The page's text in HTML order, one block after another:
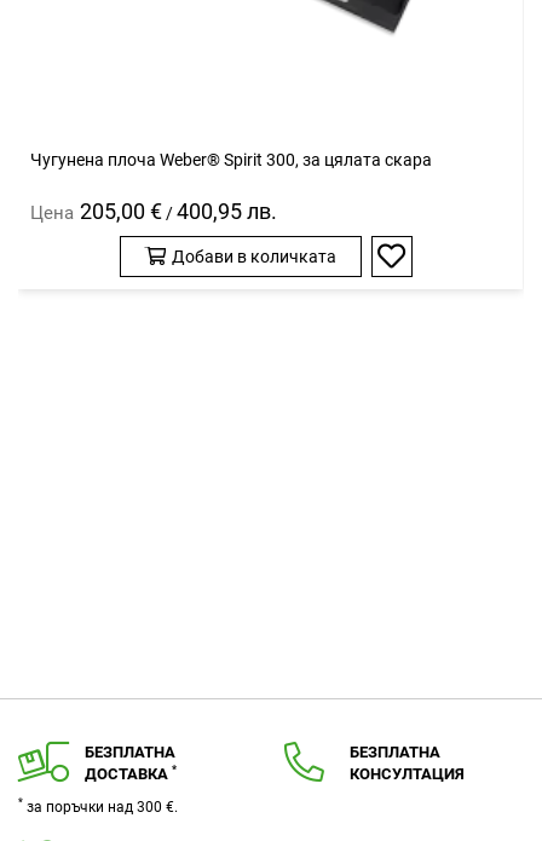
Чугунена плоча Weber® Spirit 300, за цялата скара
Цена 205,00 €/400,95 лв.
Добави в количката
Добави
БЕЗПЛАТНА
ДОСТАВКА *
* за поръчки над 300 €.
БЕЗПЛАТНА
КОНСУЛТАЦИЯ